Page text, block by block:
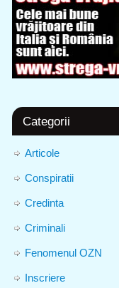
Categorii
Articole
Conspiratii
Credinta
Criminali
Fenomenul OZN
Inscriere